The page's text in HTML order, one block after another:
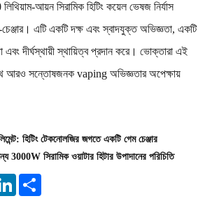
আয়ন সিরামিক হিটিং কয়েল ভেষজ নির্যাস
এটি একটি দক্ষ এবং স্বাদযুক্ত অভিজ্ঞতা, একটি
এবং দীর্ঘস্থায়ী স্থায়িত্ব প্রদান করে। ভোক্তারা এই
আরও সন্তোষজনক vaping অভিজ্ঞতার অপেক্ষায়
হিটিং টেকনোলজির জগতে একটি গেম চেঞ্জার
3000W সিরামিক ওয়াটার হিটার উপাদানের পরিচিতি
LinkedIn